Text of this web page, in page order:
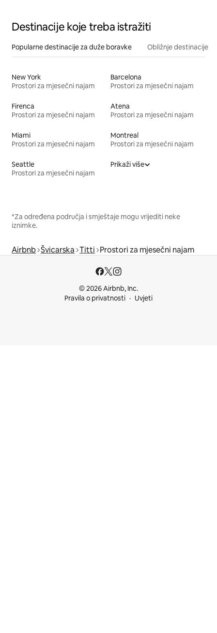
Destinacije koje treba istražiti
Popularne destinacije za duže boravke Obližnje destinacije
New York
Prostori za mjesečni najam
Barcelona
Prostori za mjesečni najam
Firenca
Prostori za mjesečni najam
Atena
Prostori za mjesečni najam
Miami
Prostori za mjesečni najam
Montreal
Prostori za mjesečni najam
Seattle
Prostori za mjesečni najam
Prikaži više
*Za određena područja i smještaje mogu vrijediti neke
iznimke.
Airbnb Švicarska Titti Prostori za mjesečni najam
© 2026 Airbnb, Inc.
Pravila o privatnosti
Uvjeti